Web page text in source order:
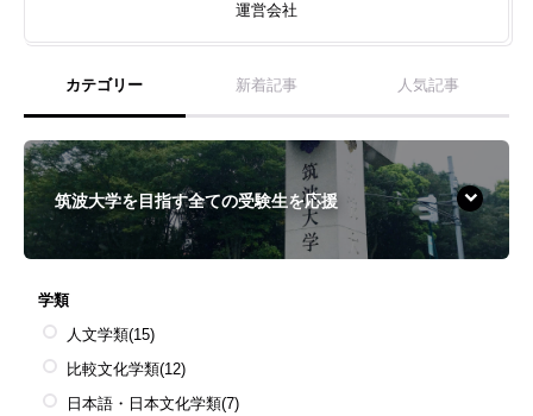
運営会社
カテゴリー 新着記事 人気記事
筑波大学を目指す全ての受験生を応援
学類
人文学類(15)
比較文化学類(12)
日本語・日本文化学類(7)